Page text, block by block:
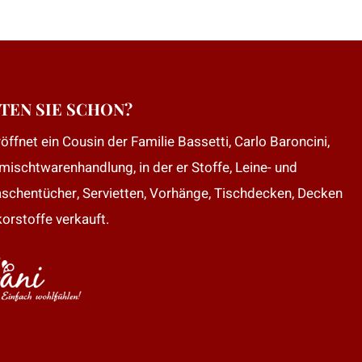
SIE SCHON?
ein Cousin der Familie Bassetti, Carlo Baroncini,
in der er Stoffe, Leine- und
Servietten, Vorhänge, Tischdecken, Decken
verkauft.